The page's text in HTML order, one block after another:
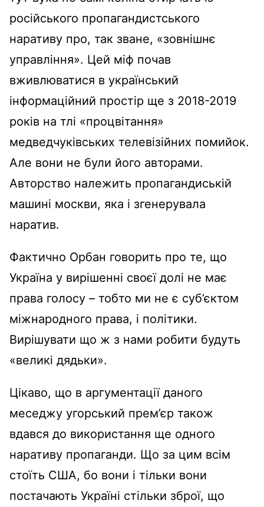
російського пропагандистського
наративу про, так зване, «зовнішнє
управління». Цей міф почав
вживлюватися в український
інформаційний простір ще з 2018-2019
років на тлі «процвітання»
медведчуківських телевізійних помийок.
Але вони не були його авторами.
Авторство належить пропагандиській
машині москви, яка і згенерувала
наратив.
Фактично Орбан говорить про те, що
Україна у вирішенні своєї долі не має
права голосу – тобто ми не є суб’єктом
міжнародного права, і політики.
Вирішувати що ж з нами робити будуть
«великі дядьки».
Цікаво, що в аргументації даного
меседжу угорський прем’єр також
вдався до використання ще одного
наративу пропаганди. Що за цим всім
стоїть США, бо вони і тільки вони
постачають Україні стільки зброї, що